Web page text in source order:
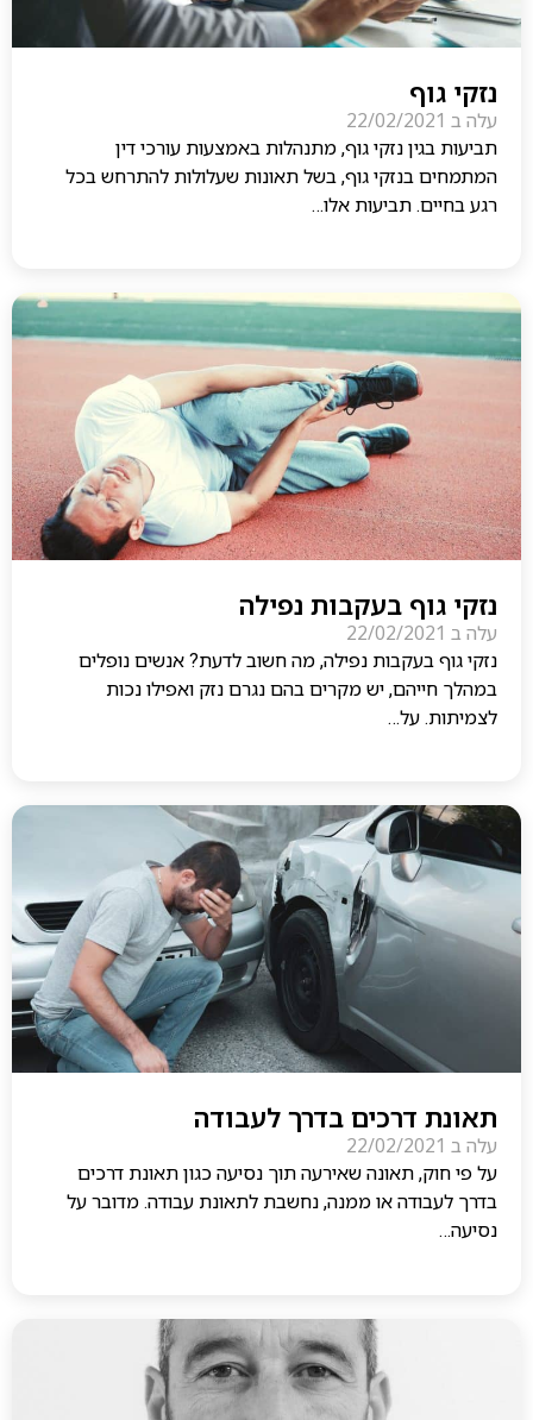
נזקי גוף
עלה ב 22/02/2021
תביעות בגין נזקי גוף, מתנהלות באמצעות עורכי דין
המתמחים בנזקי גוף, בשל תאונות שעלולות להתרחש בכל
רגע בחיים. תביעות אלו…
נזקי גוף בעקבות נפילה
עלה ב 22/02/2021
נזקי גוף בעקבות נפילה, מה חשוב לדעת? אנשים נופלים
במהלך חייהם, יש מקרים בהם נגרם נזק ואפילו נכות
לצמיתות. על…
תאונת דרכים בדרך לעבודה
עלה ב 22/02/2021
על פי חוק, תאונה שאירעה תוך נסיעה כגון תאונת דרכים
בדרך לעבודה או ממנה, נחשבת לתאונת עבודה. מדובר על
נסיעה…